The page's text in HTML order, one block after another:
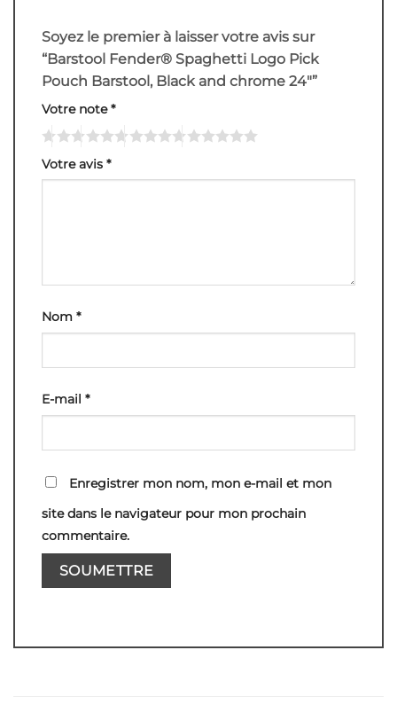
Soyez le premier à laisser votre avis sur
“Barstool Fender® Spaghetti Logo Pick
Pouch Barstool, Black and chrome 24″”
Votre note*
Votre avis *
Nom *
E-mail *
Enregistrer mon nom, mon e-mail et mon
site dans le navigateur pour mon prochain
commentaire.